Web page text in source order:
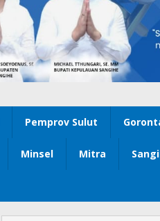
Pemprov Sulut
Minsel Mitra